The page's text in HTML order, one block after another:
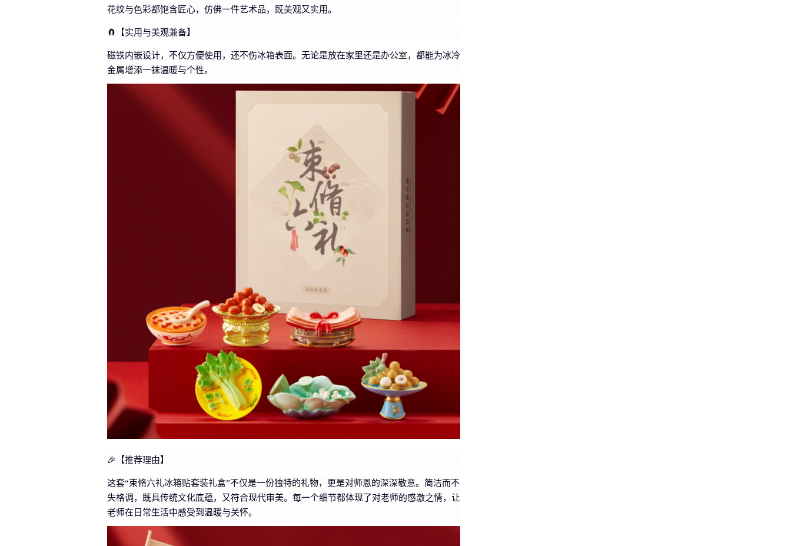
花纹与色彩都饱含匠心，仿佛一件艺术品，既美观又实用。
🧲【实用与美观兼备】
磁铁内嵌设计，不仅方便使用，还不伤冰箱表面。无论是放在家里还是办公室，都能为冰冷
金属增添一抹温暖与个性。
🎉【推荐理由】
这套“束脩六礼冰箱贴套装礼盒”不仅是一份独特的礼物，更是对师恩的深深敬意。简洁而不
失格调，既具传统文化底蕴，又符合现代审美。每一个细节都体现了对老师的感激之情，让
老师在日常生活中感受到温暖与关怀。